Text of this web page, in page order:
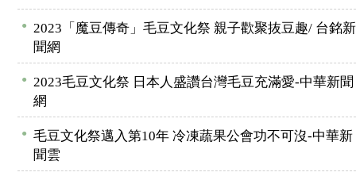
●
2023「魔豆傳奇」毛豆文化祭 親子歡聚抜豆趣/ 台銘新
聞網
●
2023毛豆文化祭 日本人盛讚台灣毛豆充滿愛-中華新聞
網
●
毛豆文化祭邁入第10年 冷凍蔬果公會功不可沒-中華新
聞雲